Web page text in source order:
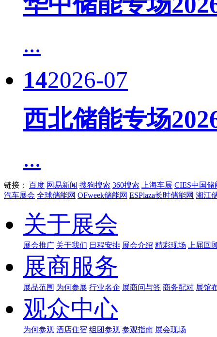
...
142026-07
西北储能专场
...
链接： 百度 网易新闻 搜狗搜索 360搜索 上海车展 CIES中国储
汽车展会 全球储能网 OFweek储能网 ESPlaza长时储能网 湘江
关于展会
展会推广 关于我们 日程安排 展会介绍 精彩现场 上届回
展商服务
展品范围 为何参展 行业名企 展商问与答 商务配对 展馆
观众中心
为何参观 酒店住宿 组团参观 参观指南 展会现场